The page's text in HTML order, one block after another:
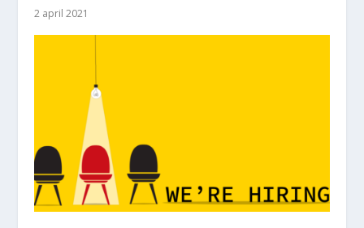
2 april 2021